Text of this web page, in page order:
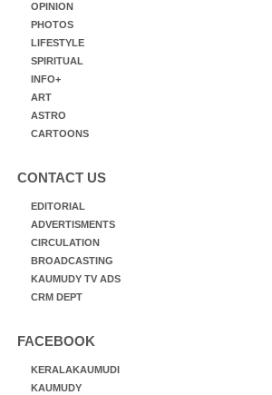
OPINION
PHOTOS
LIFESTYLE
SPIRITUAL
INFO+
ART
ASTRO
CARTOONS
CONTACT US
EDITORIAL
ADVERTISMENTS
CIRCULATION
BROADCASTING
KAUMUDY TV ADS
CRM DEPT
FACEBOOK
KERALAKAUMUDI
KAUMUDY